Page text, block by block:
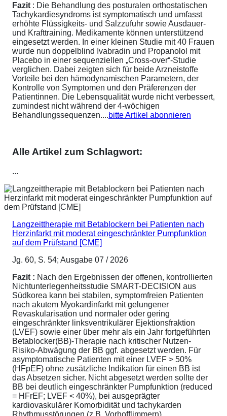
Fazit : Die Behandlung des posturalen orthostatischen
Tachykardiesyndroms ist symptomatisch und umfasst
erhöhte Flüssigkeits- und Salzzufuhr sowie Ausdauer-
und Krafttraining. Medikamente können unterstützend
eingesetzt werden. In einer kleinen Studie mit 40 Frauen
wurde nun doppelblind Ivabradin und Propanolol mit
Placebo in einer sequenziellen „Cross-over“-Studie
verglichen. Dabei zeigten sich für beide Arzneistoffe
Vorteile bei den hämodynamischen Parametern, der
Kontrolle von Symptomen und den Präferenzen der
Patientinnen. Die Lebensqualität wurde nicht verbessert,
zumindest nicht während der 4-wöchigen
Behandlungssequenzen....bitte Artikel abonnieren
Alle Artikel zum Schlagwort:
...
Langzeittherapie mit Betablockern bei Patienten nach
Herzinfarkt mit moderat eingeschränkter Pumpfunktion
auf dem Prüfstand [CME]
Jg. 60, S. 54; Ausgabe 07 / 2026
Fazit : Nach den Ergebnissen der offenen, kontrollierten
Nichtunterlegenheitsstudie SMART-DECISION aus
Südkorea kann bei stabilen, symptomfreien Patienten
nach akutem Myokardinfarkt mit gelungener
Revaskularisation und normaler oder gering
eingeschränkter linksventrikulärer Ejektionsfraktion
(LVEF) sowie einer über mehr als ein Jahr fortgeführten
Betablocker(BB)-Therapie nach kritischer Nutzen-
Risiko-Abwägung der BB ggf. abgesetzt werden. Für
asymptomatische Patienten mit einer LVEF > 50%
(HFpEF) ohne zusätzliche Indikation für einen BB ist
das Absetzen sicher. Nicht abgesetzt werden sollte der
BB bei deutlich eingeschränkter Pumpfunktion (reduced
= HFrEF; LVEF < 40%), bei ausgeprägter
kardiovaskulärer Komorbidität und tachykarden
Rhythmusstörungen (z.B. Vorhofflimmern). ...